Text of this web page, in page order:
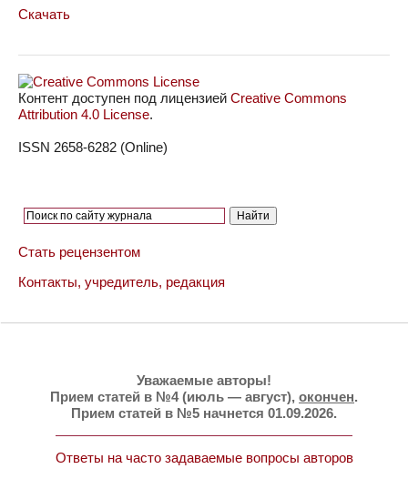
Скачать
Контент доступен под лицензией Creative Commons
Attribution 4.0 License.
ISSN 2658-6282 (Online)
Стать рецензентом
Контакты, учредитель, редакция
Уважаемые авторы!
Прием статей в №4 (июль — август), окончен.
Прием статей в №5 начнется 01.09.2026.
Ответы на часто задаваемые вопросы авторов